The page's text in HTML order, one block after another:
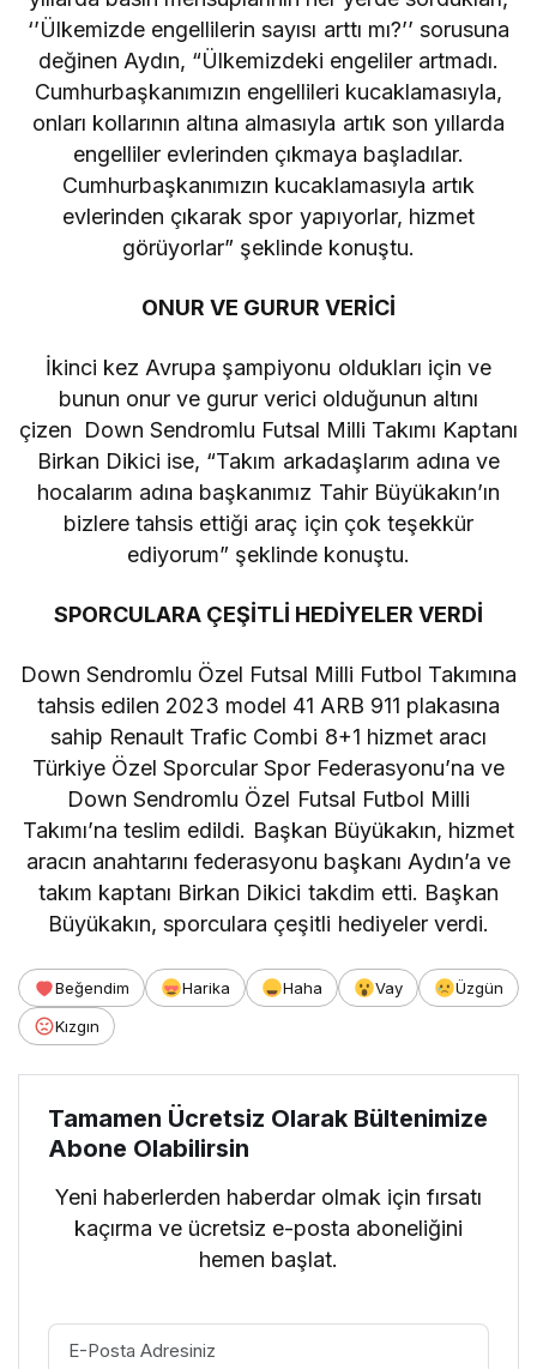
‘’Ülkemizde engellilerin sayısı arttı mı?’’ sorusuna
değinen Aydın, “Ülkemizdeki engeliler artmadı.
Cumhurbaşkanımızın engellileri kucaklamasıyla,
onları kollarının altına almasıyla artık son yıllarda
engelliler evlerinden çıkmaya başladılar.
Cumhurbaşkanımızın kucaklamasıyla artık
evlerinden çıkarak spor yapıyorlar, hizmet
görüyorlar” şeklinde konuştu.
ONUR VE GURUR VERİCİ
İkinci kez Avrupa şampiyonu oldukları için ve
bunun onur ve gurur verici olduğunun altını
çizen Down Sendromlu Futsal Milli Takımı Kaptanı
Birkan Dikici ise, “Takım arkadaşlarım adına ve
hocalarım adına başkanımız Tahir Büyükakın’ın
bizlere tahsis ettiği araç için çok teşekkür
ediyorum” şeklinde konuştu.
SPORCULARA ÇEŞİTLİ HEDİYELER VERDİ
Down Sendromlu Özel Futsal Milli Futbol Takımına
tahsis edilen 2023 model 41 ARB 911 plakasına
sahip Renault Trafic Combi 8+1 hizmet aracı
Türkiye Özel Sporcular Spor Federasyonu’na ve
Down Sendromlu Özel Futsal Futbol Milli
Takımı’na teslim edildi. Başkan Büyükakın, hizmet
aracın anahtarını federasyonu başkanı Aydın’a ve
takım kaptanı Birkan Dikici takdim etti. Başkan
Büyükakın, sporculara çeşitli hediyeler verdi.
Beğendim Harika Haha Vay
Üzgün
Kızgın
Tamamen Ücretsiz Olarak Bültenimize
Abone Olabilirsin
Yeni haberlerden haberdar olmak için fırsatı
kaçırma ve ücretsiz e-posta aboneliğini
hemen başlat.